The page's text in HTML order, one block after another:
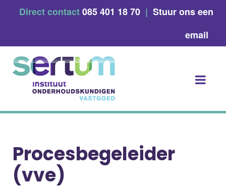
Direct contact085 401 18 70 | Stuur ons een
email
Procesbegeleider
(vve)